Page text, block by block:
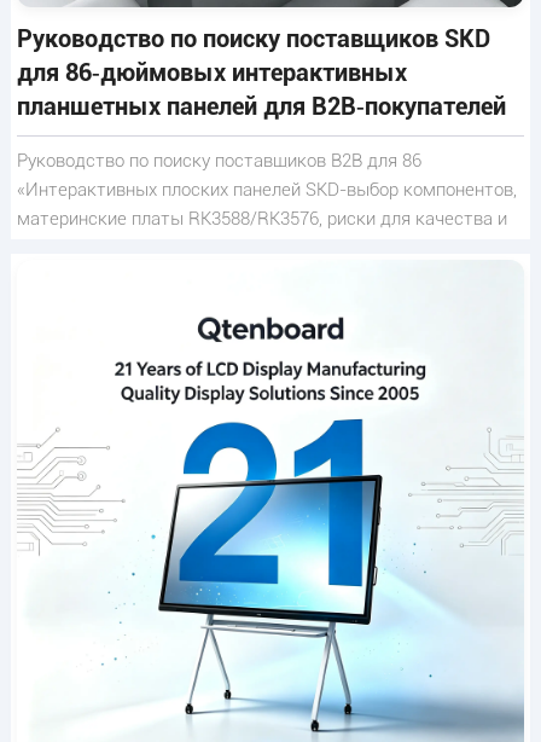
Руководство по поиску поставщиков SKD
для 86‑дюймовых интерактивных
планшетных панелей для B2B‑покупателей
Руководство по поиску поставщиков B2B для 86
«Интерактивных плоских панелей SKD-выбор компонентов,
материнские платы RK3588/RK3576, риски для качества и